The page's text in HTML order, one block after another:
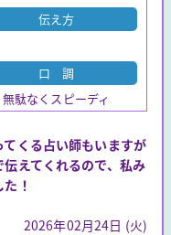
伝え方
口 調
無駄なくスピーディ
くる占い師もいますが
えてくれるので、私み
！
2026年02月24日 (火)